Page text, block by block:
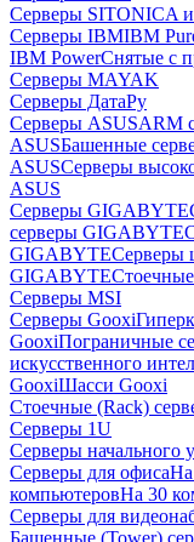
Серверы SITONICA и
Серверы IBMIBM
IBM PowerСнятые с
Серверы MAYAK
Серверы ДатаРу
Серверы ASUSARM
ASUSБашенные
ASUSСерверы
ASUS
Серверы GIGABYTE
серверы GIGABYTE
GIGABYTEСерверы
GIGABYTE
Серверы MSI
Серверы Gooxi
GooxiПограничные
искусственного
GooxiШасси Gooxi
Стоечные (Rack)
Серверы 1U
Серверы начального
Серверы для офисаНа
компьютеровНа 30
Серверы для
Башенные (Tower)